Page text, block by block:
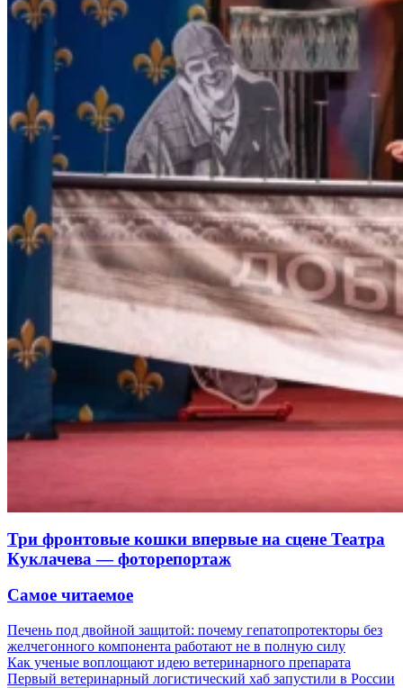
Три фронтовые кошки впервые на сцене Театра
Куклачева — фоторепортаж
Самое читаемое
Печень под двойной защитой: почему гепатопротекторы без
желчегонного компонента работают не в полную силу
Как ученые воплощают идею ветеринарного препарата
Первый ветеринарный логистический хаб запустили в России